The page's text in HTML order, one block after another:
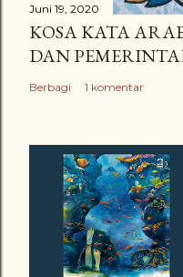
Juni 19, 2020
KOSA KATA
DAN
Berbagi 1 komentar